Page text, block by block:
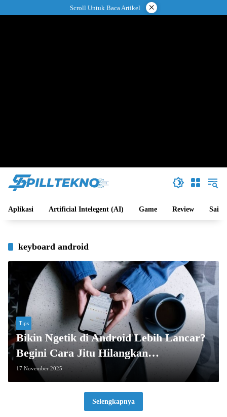
ke
Scroll Untuk Baca Artikel ×
Aplikasi Artificial Intelegent (AI) Game Review Sains
keyboard android
Tips
Bikin Ngetik di Android Lebih Lancar?
Begini Cara Jitu Hilangkan
Autocorrect!
17 November 2025
Selengkapnya